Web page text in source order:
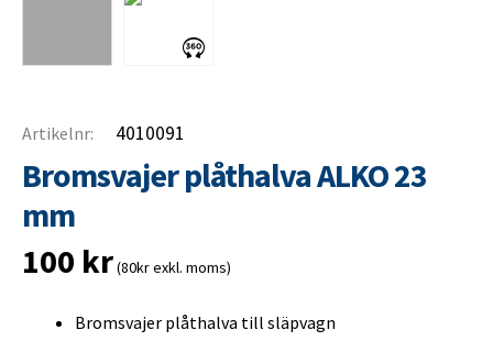
Artikelnr: 4010091
Bromsvajer plåthalva ALKO 23
mm
100 kr(80kr exkl. moms)
Bromsvajer plåthalva till släpvagn